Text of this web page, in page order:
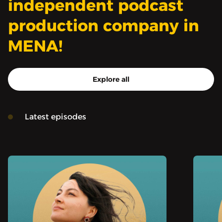
مستقر لمدة طويلة للمرة
الأولى منذ سنوات، لكن
independent podcast
production company in
MENA!
Explore all
Latest episodes